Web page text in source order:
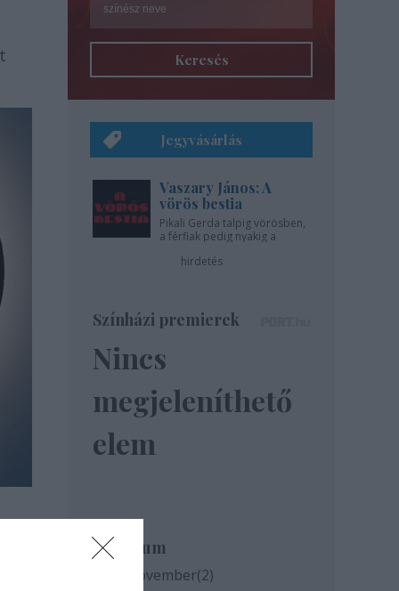
Keresés
Jegyvásárlás
Vaszary János: A
vörös bestia
Pikali Gerda talpig vörösben,
a férfiak pedig nyakig a
hirdetés
Színházi premierek
Nincs
megjeleníthető
elem
Archívum
2020 november(2)